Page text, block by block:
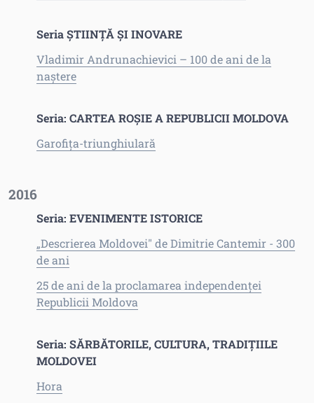
Seria ȘTIINȚĂ ȘI INOVARE
Vladimir Andrunachievici – 100 de ani de la
naștere
Seria: CARTEA ROȘIE A REPUBLICII MOLDOVA
Garofița-triunghiulară
2016
Seria: EVENIMENTE ISTORICE
„Descrierea Moldovei" de Dimitrie Cantemir - 300
de ani
25 de ani de la proclamarea independenţei
Republicii Moldova
Seria: SĂRBĂTORILE, CULTURA, TRADIŢIILE
MOLDOVEI
Hora